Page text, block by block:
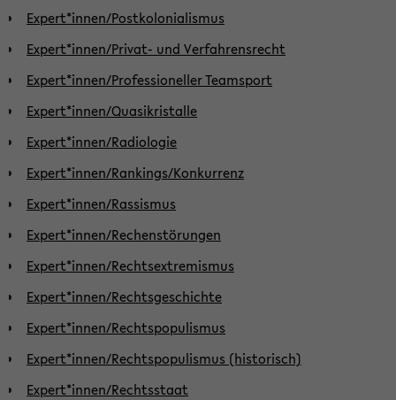
Expert*innen/Postkolonialismus
Expert*innen/Privat- und Verfahrensrecht
Expert*innen/Professioneller Teamsport
Expert*innen/Quasikristalle
Expert*innen/Radiologie
Expert*innen/Rankings/Konkurrenz
Expert*innen/Rassismus
Expert*innen/Rechenstörungen
Expert*innen/Rechtsextremismus
Expert*innen/Rechtsgeschichte
Expert*innen/Rechtspopulismus
Expert*innen/Rechtspopulismus (historisch)
Expert*innen/Rechtsstaat